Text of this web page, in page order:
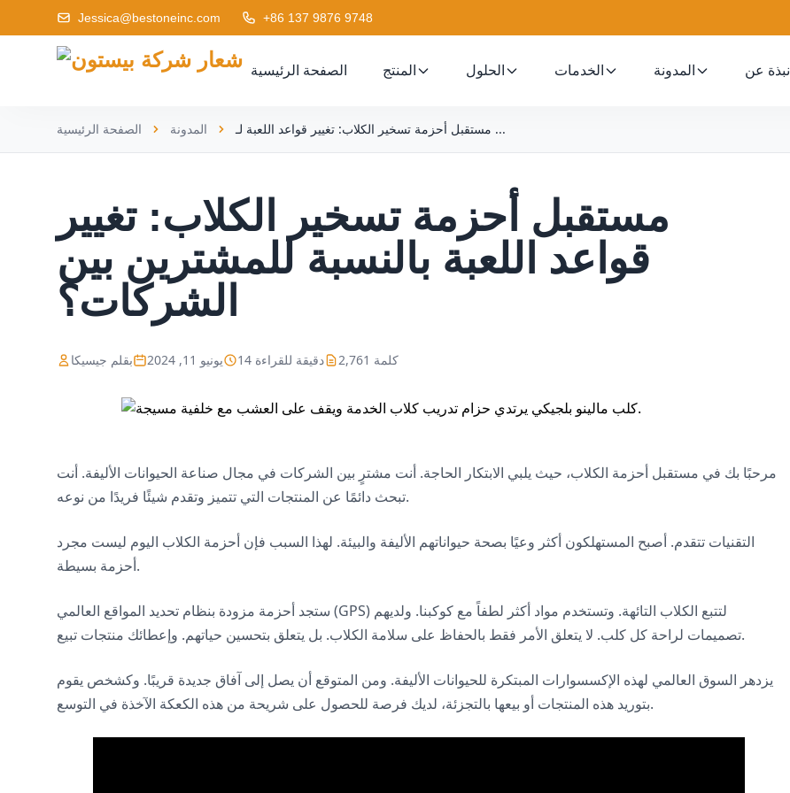
Jessica@bestoneinc.com +86 137 9876 9748
الصفحة الرئيسية المنتج الحلول الخدمات المدونة نبذة عن
الصفحة الرئيسية المدونة مستقبل أحزمة تسخير الكلاب: تغيير قواعد اللعبة لـ ...
مستقبل أحزمة تسخير الكلاب: تغيير
قواعد اللعبة بالنسبة للمشترين بين
الشركات؟
بقلم جيسيكا يونيو 11, 2024 14 دقيقة للقراءة 2,761 كلمة
مرحبًا بك في مستقبل أحزمة الكلاب، حيث يلبي الابتكار الحاجة. أنت مشترٍ بين الشركات في مجال صناعة الحيوانات الأليفة. أنت
تبحث دائمًا عن المنتجات التي تتميز وتقدم شيئًا فريدًا من نوعه.
التقنيات تتقدم. أصبح المستهلكون أكثر وعيًا بصحة حيواناتهم الأليفة والبيئة. لهذا السبب فإن أحزمة الكلاب اليوم ليست مجرد
أحزمة بسيطة.
ستجد أحزمة مزودة بنظام تحديد المواقع العالمي (GPS) لتتبع الكلاب التائهة. وتستخدم مواد أكثر لطفاً مع كوكبنا. ولديهم
تصميمات لراحة كل كلب. لا يتعلق الأمر فقط بالحفاظ على سلامة الكلاب. بل يتعلق بتحسين حياتهم. وإعطائك منتجات تبيع.
يزدهر السوق العالمي لهذه الإكسسوارات المبتكرة للحيوانات الأليفة. ومن المتوقع أن يصل إلى آفاق جديدة قريبًا. وكشخص يقوم
بتوريد هذه المنتجات أو بيعها بالتجزئة، لديك فرصة للحصول على شريحة من هذه الكعكة الآخذة في التوسع.